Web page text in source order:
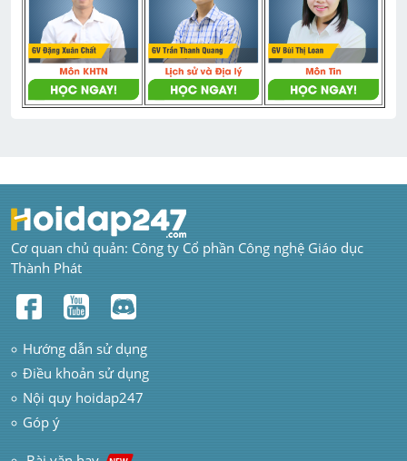
Cơ quan chủ quản: Công ty Cổ phần Công nghệ Giáo dục
Thành Phát
Hướng dẫn sử dụng
Điều khoản sử dụng
Nội quy hoidap247
Góp ý